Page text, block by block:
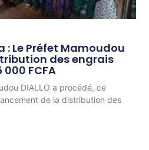
: Le Préfet Mamoudou
des engrais
FCFA
DIALLO a procédé, ce
de la distribution des